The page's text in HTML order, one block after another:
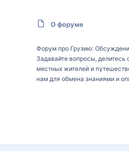
О форуме
Форум про Грузию:
Задавайте вопросы,
местных жителей и
нам для обмена знаниями и